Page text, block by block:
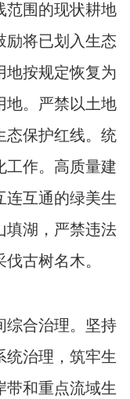
范围的现状耕地
励将已划入生态
地按规定恢复为
地。严禁以土地
态保护红线。统
工作。高质量建
连互通的绿美生
填湖，严禁违法
古树名木。
合治理。坚持
统治理，筑牢生
带和重点流域生